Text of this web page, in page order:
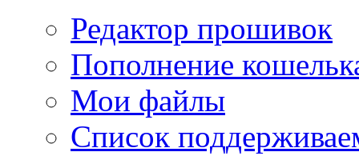
Редактор прошивок
Пополнение
Мои файлы
Список